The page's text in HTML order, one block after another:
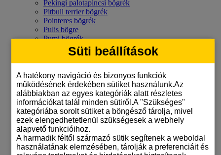
Pekingi palotapincsi bögrék
Pitbull terrier bögrék
Pointeres bögrék
Pulis bögre
Pumi bögrék
Ridgeback bögrék
Rottweiler mintás bögre
Schnauzeres bögrék
Shar-pei bögrék
Shiba inu bögrék
Shih-tzu mintás bögrék
Sinka bögrék
Skót juhászkutya bögrék
Staffordshire bull terrier bögrék
Svájci juhászkutyás bögrék
Szálkásszőrű tacskós bögrék
Szamojéd bögrék
Süti beállítások
A hatékony navigáció és bizonyos funkciók
működésének érdekében sütiket használunk.Az
alábbiakban az egyes kategóriák alatt részletes
információkat talál minden sütiről.A "Szükséges"
kategóriába sorolt sütiket a böngésző tárolja, mivel
ezek elengedhetetlenül szükségesek a webhely
alapvető funkcióihoz.
A harmadik féltől származó sütik segítenek a weboldal
használatának elemzésében, tárolják a preferenciáit és